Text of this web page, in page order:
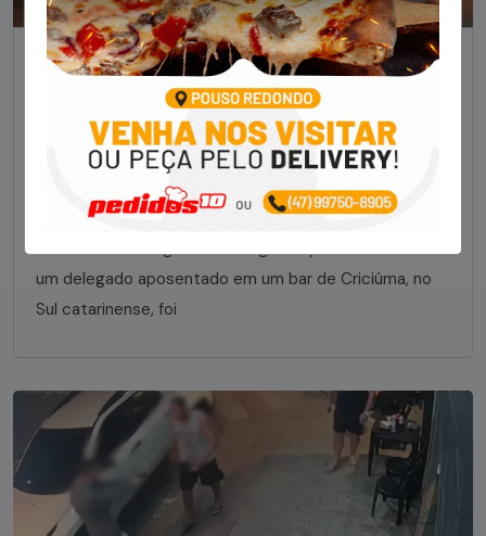
NOTÍCIAS
Foragido pela morte de delegado aposentado
em bar morre em confronto com a polícia em SC
STAFF - OBV 29/01/2023
Um dos dois foragidos investigados pelo latrocínio de
um delegado aposentado em um bar de Criciúma, no
Sul catarinense, foi